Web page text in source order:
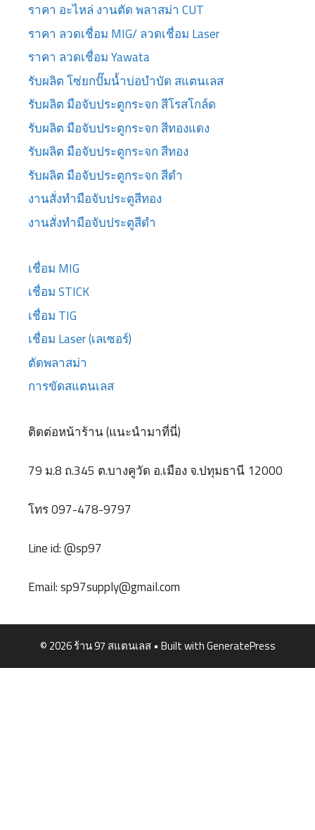
ราคา อะไหล่ งานตัด พลาสม่า CUT
ราคา ลวดเชื่อม MIG/ ลวดเชื่อม Laser
ราคา ลวดเชื่อม Yawata
รับผลิต โซ่ยกปั๊มน้ำบ่อบำบัด สแตนเลส
รับผลิต มือจับประตูกระจก สีโรสโกล์ด
รับผลิต มือจับประตูกระจก สีทองแดง
รับผลิต มือจับประตูกระจก สีทอง
รับผลิต มือจับประตูกระจก สีดำ
งานสั่งทำมือจับประตูสีทอง
งานสั่งทำมือจับประตูสีดำ
เชื่อม MIG
เชื่อม STICK
เชื่อม TIG
เชื่อม Laser (เลเซอร์)
ตัดพลาสม่า
การขัดสแตนเลส
ติดต่อหน้าร้าน (แนะนำมาที่นี่)
79 ม.8 ถ.345 ต.บางคูวัด อ.เมือง จ.ปทุมธานี 12000
โทร 097-478-9797
Line id: @sp97
Email:sp97supply@gmail.com
© 2026 ร้าน 97 สแตนเลส• Built withGeneratePress